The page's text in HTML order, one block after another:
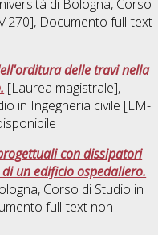
di Bologna, Corso
, Documento full-text
delle travi nella
[Laurea magistrale],
in Ingegneria civile [LM-
con dissipatori
un edificio ospedaliero​.
Corso di Studio in
full-text non